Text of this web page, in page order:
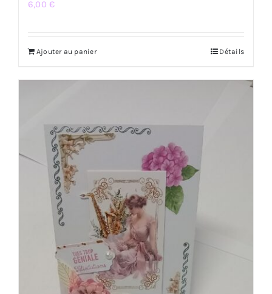
6,00€
Ajouter au panier Détails